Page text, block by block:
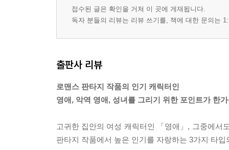
특기를 지닌 성녀
작업복
제3장 영애 · 악역 영애 · 성녀의 액션
01 걷기 · 달리기
03 편안한 휴식
04 수면
접수된 글은 확인을 거쳐 이 곳에 게재됩니다.
독자 분들의 리뷰는 리뷰 쓰기를, 책에 대한 문의는
출판사 리뷰
로맨스 판타지 작품의 인기 캐릭터인
영애, 악역 영애, 성녀를 그리기 위한 포인트가 한
고귀한 집안의 여성 캐릭터인 「영애」, 그중에서
판타지 작품에서 높은 인기를 자랑하는 3가지 타